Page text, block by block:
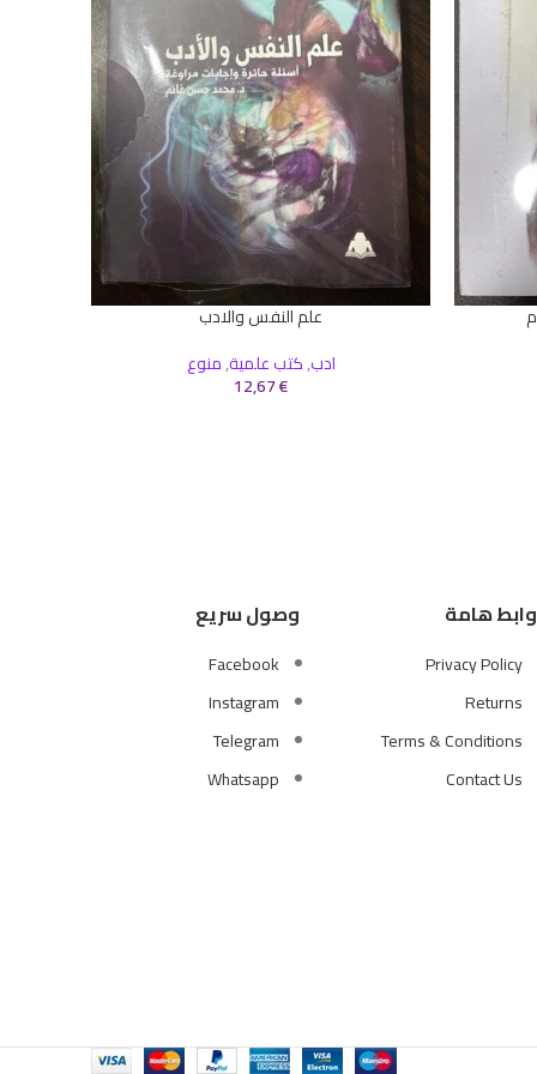
علم النفس والادب
ادب,كتب علمية,منوع
12,67€
هامة
Privacy Policy
Returns
Terms & Conditions
Contact Us
وصول سريع
Facebook
Instagram
Telegram
Whatsapp